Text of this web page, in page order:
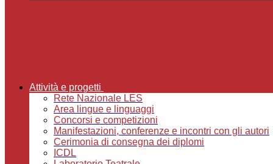
Attività e progetti
Rete Nazionale LES
Area lingue e linguaggi
Concorsi e competizioni
Manifestazioni, conferenze e incontri con gli autori
Cerimonia di consegna dei diplomi
ICDL